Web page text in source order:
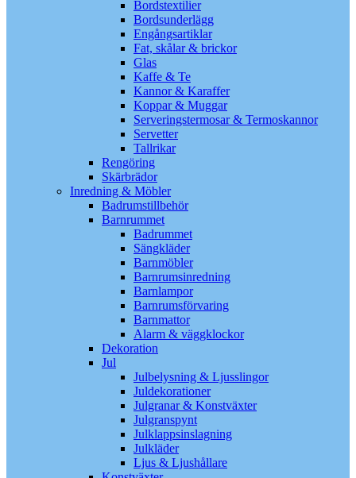
Bordstextilier
Bordsunderlägg
Engångsartiklar
Fat, skålar & brickor
Glas
Kaffe & Te
Kannor & Karaffer
Koppar & Muggar
Serveringstermosar & Termoskannor
Servetter
Tallrikar
Rengöring
Skärbrädor
Inredning & Möbler
Badrumstillbehör
Barnrummet
Badrummet
Sängkläder
Barnmöbler
Barnrumsinredning
Barnlampor
Barnrumsförvaring
Barnmattor
Alarm & väggklockor
Dekoration
Jul
Julbelysning & Ljusslingor
Juldekorationer
Julgranar & Konstväxter
Julgranspynt
Julklappsinslagning
Julkläder
Ljus & Ljushållare